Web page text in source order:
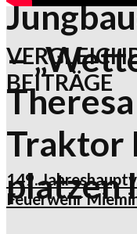
BEITRÄGE
149.
Feuerwehr
–
Traktor
platzen